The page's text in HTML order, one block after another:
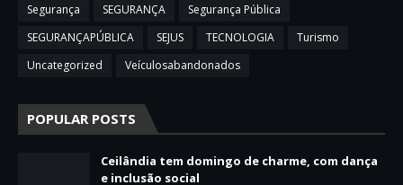
Segurança
SEGURANÇA
Segurança Pública
SEGURANÇAPÚBLICA
SEJUS TECNOLOGIA
Turismo
Uncategorized
Veículosabandonados
POPULAR POSTS
Ceilândia tem domingo de charme, com dança
e inclusão social